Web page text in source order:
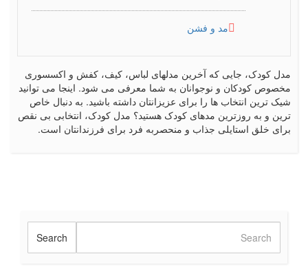
مد و فشن
مدل کودک، جایی که آخرین مدلهای لباس، کیف، کفش و اکسسوری
مخصوص کودکان و نوجوانان به شما معرفی می شود. اینجا می توانید
شیک ترین انتخاب ها را برای عزیزانتان داشته باشید. به دنبال خاص
ترین و به روزترین مدهای کودک هستید؟ مدل کودک، انتخابی بی نقص
برای خلق استایلی جذاب و منحصربه فرد برای فرزندانتان است.